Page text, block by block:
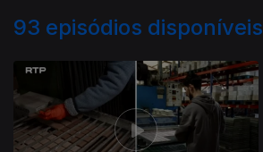
93 episódios disponíveis